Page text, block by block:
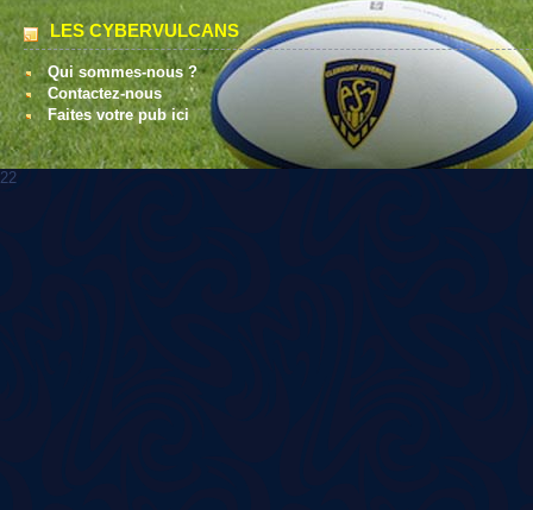
LES CYBERVULCANS
Qui sommes-nous ?
Contactez-nous
Faites votre pub ici
22